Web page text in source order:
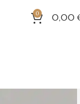
0 0,00